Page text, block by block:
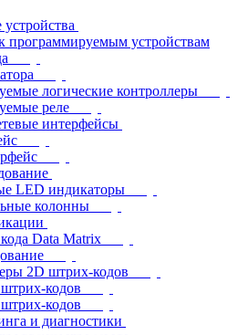
программируемым устройствам
логические контроллеры
реле
интерфейсы
LED индикаторы
колонны
Data Matrix
2D штрих-кодов
кодов
кодов
и диагностики